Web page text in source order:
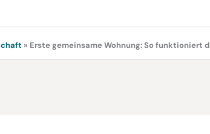
» Erste gemeinsame Wohnung: So funktioniert